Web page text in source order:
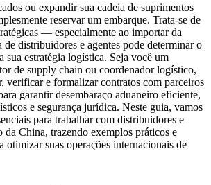
ou expandir sua cadeia de suprimentos
reservar um embarque. Trata-se de
— especialmente ao importar da
de distribuidores e agentes pode determinar o
sua estratégia logística. Seja você um
de supply chain ou coordenador logístico,
verificar e formalizar contratos com parceiros
garantirdesembaraço aduaneiro eficiente,
e segurança jurídica. Neste guia, vamos
para trabalhar com distribuidores e
da China, trazendo exemplos práticos e
otimizar suas operações internacionais de